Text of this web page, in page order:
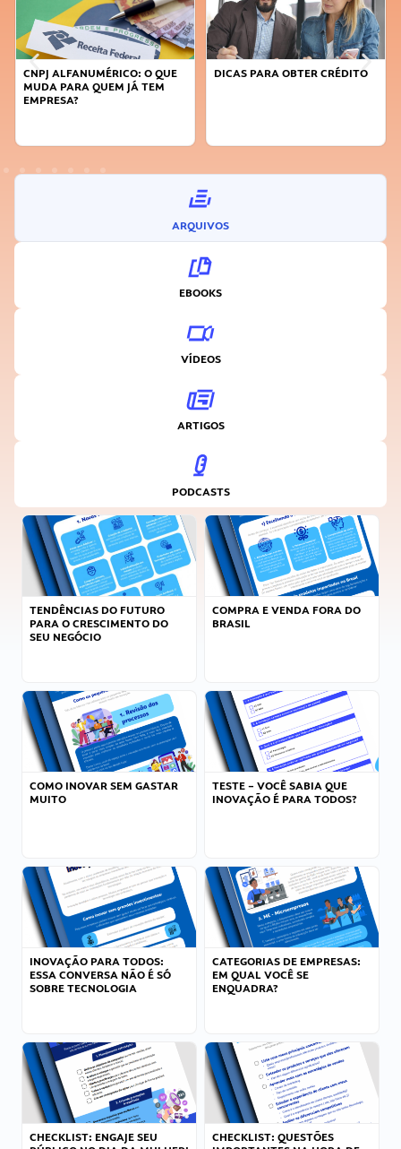
CNPJ ALFANUMÉRICO: O QUE
MUDA PARA QUEM JÁ TEM
EMPRESA?
DICAS PARA OBTER CRÉDITO
ARQUIVOS
EBOOKS
VÍDEOS
ARTIGOS
PODCASTS
TENDÊNCIAS DO FUTURO
PARA O CRESCIMENTO DO
SEU NEGÓCIO
COMPRA E VENDA FORA DO
BRASIL
COMO INOVAR SEM GASTAR
MUITO
TESTE – VOCÊ SABIA QUE
INOVAÇÃO É PARA TODOS?
INOVAÇÃO PARA TODOS:
ESSA CONVERSA NÃO É SÓ
SOBRE TECNOLOGIA
CATEGORIAS DE EMPRESAS:
EM QUAL VOCÊ SE
ENQUADRA?
CHECKLIST: ENGAJE SEU
CHECKLIST: QUESTÕES